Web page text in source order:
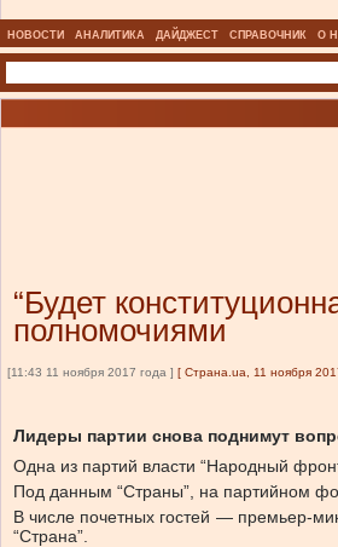
НОВОСТИ АНАЛИТИКА ДАЙДЖЕСТ СПРАВОЧНИК О
“Будет
полномочиями
[11:43 11 ноября 2017 года ] [ Страна.ua, 11 ноября
Лидеры партии снова поднимут
Одна из партий власти “Народный
Под данным “Страны”, на партийном
В числе почетных гостей — премьер-
“Страна”.